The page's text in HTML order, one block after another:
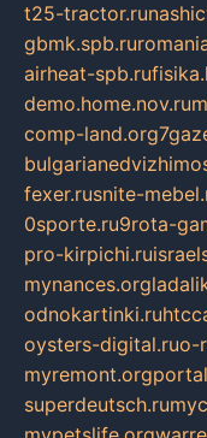
t25-tractor.ru
gbmk.spb.ru
airheat-spb.ru
demo.home.nov.ru
comp-land.org
fexer.rusnite-
0sporte.ru9rota-
pro-kirpichi.ru
mynances.org
odnokartinki.ru
oysters-digital.ruo-
myremont.org
superdeutsch.ru